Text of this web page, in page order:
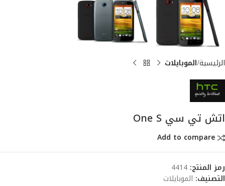
الرئيسية الموبايلات
اتش تي سي One S
Add to compare
رمز المنتج: 4414
التصنيف: الموبايلات